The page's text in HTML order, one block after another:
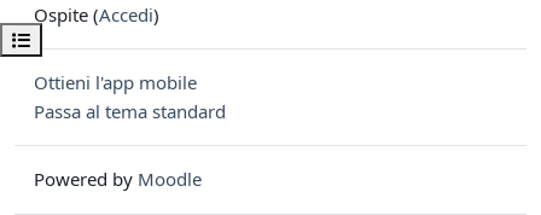
Apri indice del corso
Ospite (Accedi)
Ottieni l'app mobile
Passa al tema standard
Powered by Moodle